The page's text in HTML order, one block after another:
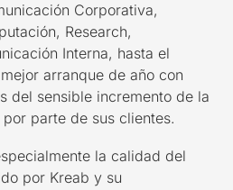
Corporativa,
Research,
Interna, hasta el
arranque de año con
del sensible incremento de la
parte de sus clientes.
la calidad del
por Kreab y su